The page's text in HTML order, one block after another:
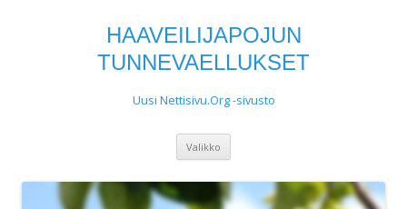
HAAVEILIJAPOJUN
TUNNEVAELLUKSET
Uusi Nettisivu.Org -sivusto
Valikko